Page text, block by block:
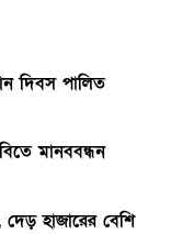
দিবস পালিত
মানববন্ধন
দেড় হাজারের বেশি